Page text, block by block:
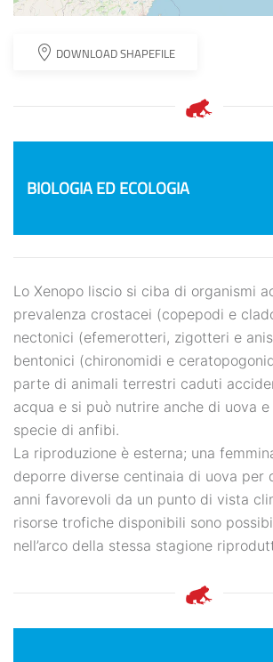
DOWNLOAD SHAPEFILE
BIOLOGIA ED ECOLOGIA
Lo Xenopo liscio si ciba di organismi
prevalenza crostacei (copepodi e
nectonici (efemerotteri, zigotteri e
bentonici (chironomidi e
parte di animali terrestri caduti
acqua e si può nutrire anche di uova
specie di anfibi.
La riproduzione è esterna; una
deporre diverse centinaia di uova per
anni favorevoli da un punto di vista
risorse trofiche disponibili sono
nell’arco della stessa stagione